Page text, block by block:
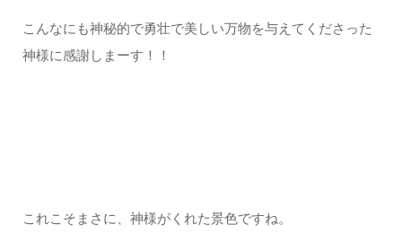
こんなにも神秘的で勇壮で美しい万物を与えてくださった
神様に感謝しまーす！！
これこそまさに、神様がくれた景色ですね。